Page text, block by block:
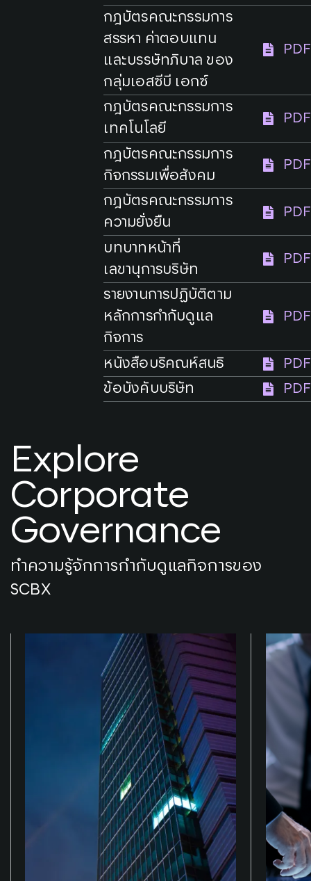
กฎบัตรคณะกรรมการ
สรรหา ค่าตอบแทน
และบรรษัทภิบาล ของ
กลุ่มเอสซีบี เอกซ์
PDF
กฎบัตรคณะกรรมการ
เทคโนโลยี
PDF
กฎบัตรคณะกรรมการ
กิจกรรมเพื่อสังคม
PDF
กฎบัตรคณะกรรมการ
ความยั่งยืน
PDF
บทบาทหน้าที่
เลขานุการบริษัท
PDF
รายงานการปฏิบัติตาม
หลักการกำกับดูแล
กิจการ
PDF
หนังสือบริคณห์สนธิ
PDF
ข้อบังคับบริษัท
PDF
Explore
Corporate
Governance
ทำความรู้จักการกำกับดูแลกิจการของ
SCBX